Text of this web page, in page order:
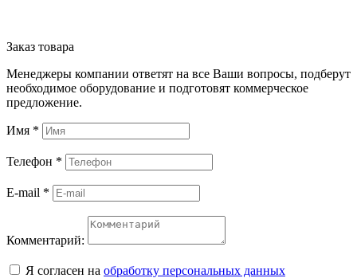
Заказ товара
Менеджеры компании ответят на все Ваши вопросы, подберут
необходимое оборудование и подготовят коммерческое
предложение.
Имя *
Телефон *
E-mail *
Комментарий:
Я согласен на обработку персональных данных